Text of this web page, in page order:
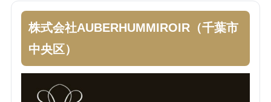
株式会社AUBERHUMMIROIR（千葉市
中央区）